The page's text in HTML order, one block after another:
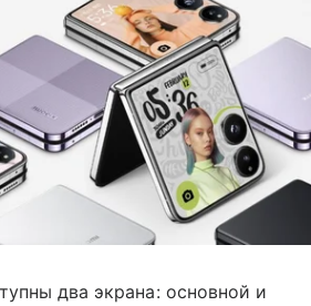
два экрана: основной и